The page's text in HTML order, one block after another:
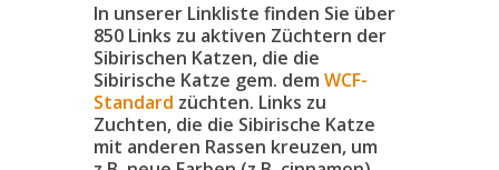
In unserer Linkliste finden Sie über
850 Links zu aktiven Züchtern der
Sibirischen Katzen, die die
Sibirische Katze gem. dem WCF-
Standard züchten. Links zu
Zuchten, die die Sibirische Katze
mit anderen Rassen kreuzen, um